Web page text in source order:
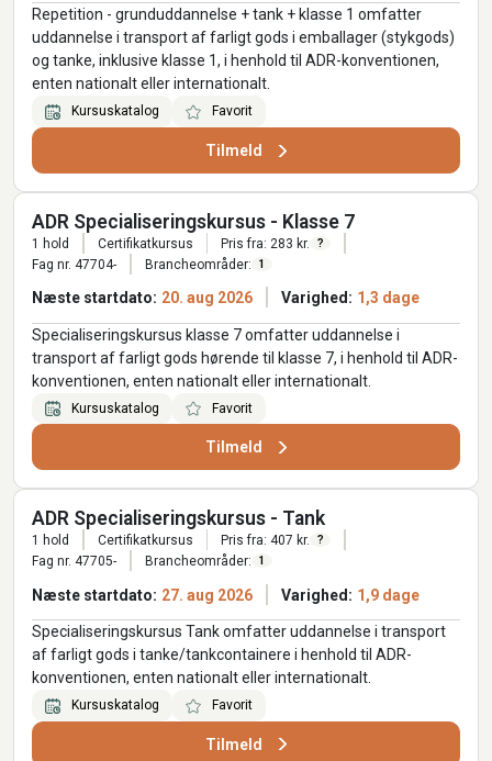
Repetition - grunduddannelse + tank + klasse 1 omfatter
uddannelse i transport af farligt gods i emballager (stykgods)
og tanke, inklusive klasse 1, i henhold til ADR-konventionen,
enten nationalt eller internationalt.
Kursuskatalog Favorit
Tilmeld
ADR Specialiseringskursus - Klasse 7
1 hold Certifikatkursus Pris fra: 283 kr. ?
Fag nr. 47704- Brancheområder: 1
Næste startdato: 20. aug 2026 Varighed: 1,3 dage
Specialiseringskursus klasse 7 omfatter uddannelse i
transport af farligt gods hørende til klasse 7, i henhold til ADR-
konventionen, enten nationalt eller internationalt.
Kursuskatalog Favorit
Tilmeld
ADR Specialiseringskursus - Tank
1 hold Certifikatkursus Pris fra: 407 kr. ?
Fag nr. 47705- Brancheområder: 1
Næste startdato: 27. aug 2026 Varighed: 1,9 dage
Specialiseringskursus Tank omfatter uddannelse i transport
af farligt gods i tanke/tankcontainere i henhold til ADR-
konventionen, enten nationalt eller internationalt.
Kursuskatalog Favorit
Tilmeld